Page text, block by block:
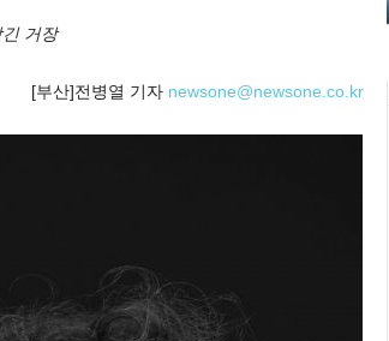
거장
[부산]전병열 기자 newsone@newsone.co.kr